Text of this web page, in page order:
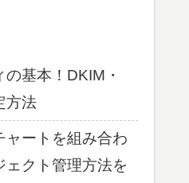
基本！DKIM・
方法
ャートを組み合わ
クト管理方法を